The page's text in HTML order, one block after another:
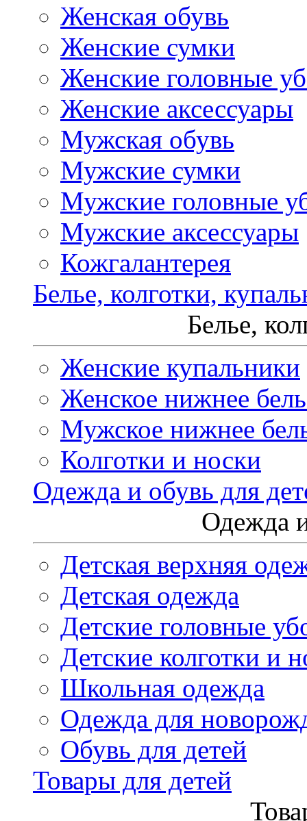
Женская обувь
Женские сумки
Женские головные
Женские аксессуары
Мужская обувь
Мужские сумки
Мужские головные
Мужские аксессуары
Кожгалантерея
Белье, колготки,
Белье,
Женские купальники
Женское нижнее
Мужское нижнее
Колготки и носки
Одежда и обувь для
Одежда
Детская верхняя
Детская одежда
Детские головные
Детские колготки и
Школьная одежда
Одежда для
Обувь для детей
Товары для детей